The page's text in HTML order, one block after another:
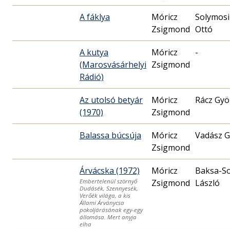
A fáklya
Móricz
Zsigmond
Solymosi
Ottó
A kutya
(Marosvásárhelyi
Rádió)
Móricz
Zsigmond
-
Az utolsó betyár
(1970)
Móricz
Zsigmond
Rácz
Balassa búcsúja
Móricz
Zsigmond
Vadász
Árvácska (1972)
Embertelenül szörnyő
Dudásék, Szennyesék,
Verőék világa, a kis
Állami Árványcsa
pokoljárásának egy-egy
állomása. Mert anyja
elha
Móricz
Zsigmond
Baksa-
László